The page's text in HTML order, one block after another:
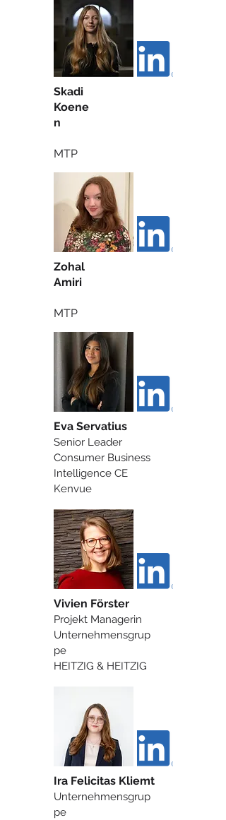
Skadi
Koene
n
MTP
Zohal
Amiri
MTP
Eva Servatius
Senior Leader
Consumer Business
Intelligence CE
Kenvue
Vivien Förster
Projekt Managerin
Unternehmensgrup
pe
HEITZIG & HEITZIG
Ira Felicitas Kliemt
Unternehmensgrup
pe